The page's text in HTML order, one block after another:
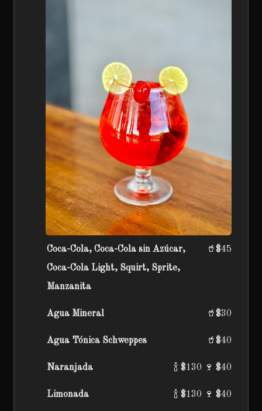
Coca-Cola, Coca-Cola sin Azúcar,
Coca-Cola Light, Squirt, Sprite,
Manzanita
🥤$45
Agua Mineral 🥤$30
Agua Tónica Schweppes 🥤$40
Naranjada 🍾 $130 🍷 $40
Limonada 🍾 $130 🍷 $40